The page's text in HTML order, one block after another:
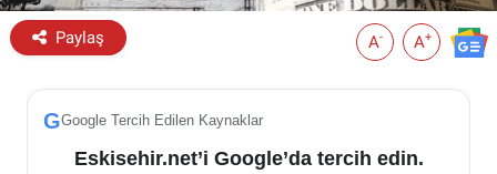
Paylaş A- A+
GGoogle Tercih Edilen Kaynaklar
Eskisehir.net’i Google’da tercih edin.
Eskişehir Tramvay Saatleri
Eskişehir Otobüs Saatleri